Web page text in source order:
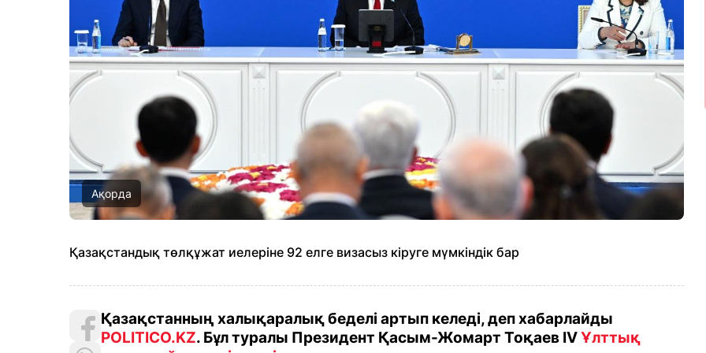
Ақорда
Қазақстандық төлқұжат иелеріне 92 елге визасыз кіруге мүмкіндік бар
Қазақстанның халықаралық беделі артып келеді, деп хабарлайды
POLITICO.KZ. Бұл туралы Президент Қасым-Жомарт Тоқаев IVҰлттық